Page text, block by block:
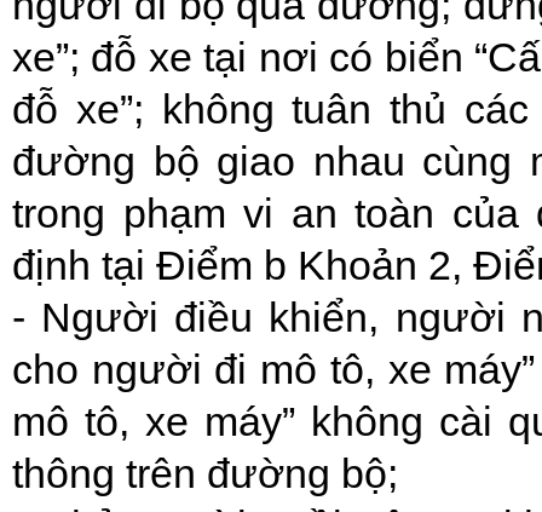
xe”; đỗ xe tại nơi có biển
đỗ xe”; không tuân thủ
đường bộ giao nhau
trong phạm vi an toàn
định tại Điểm b Khoản 2,
- Người điều khiển, người
cho người đi mô tô, xe
mô tô, xe máy” không cài
thông trên đường bộ;